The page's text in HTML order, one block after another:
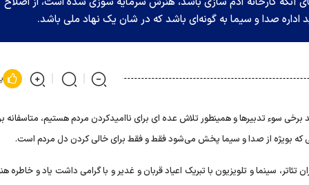
صدا و سیما به گونه‌ای باشد که در شان یک نهاد ملی باشد.
سوء تدبیرها و همینطور تلاش عده ای برای ناامیدکردن مردم هستیم، متاسفانه
که بویژه از صدا و سیما پخش می‌شود فقط و فقط برای خالی کردن دل مردم است.
سینما و تلویزیون با تبریک اعیاد قربان و غدیر و با گرامی داشت یاد و خاطره